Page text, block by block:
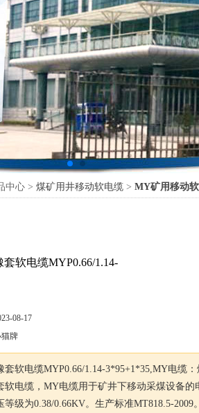
中心 > 煤矿用井移动软电缆 > MY矿用移动
软电缆MYP0.66/1.14-
08-17
牌
套软电缆MYP0.66/1.14-3*95+1*35,MY电缆
软电缆，MY电缆用于矿井下移动采煤设备的
等级为0.38/0.66KV。生产标准MT818.5-2009。